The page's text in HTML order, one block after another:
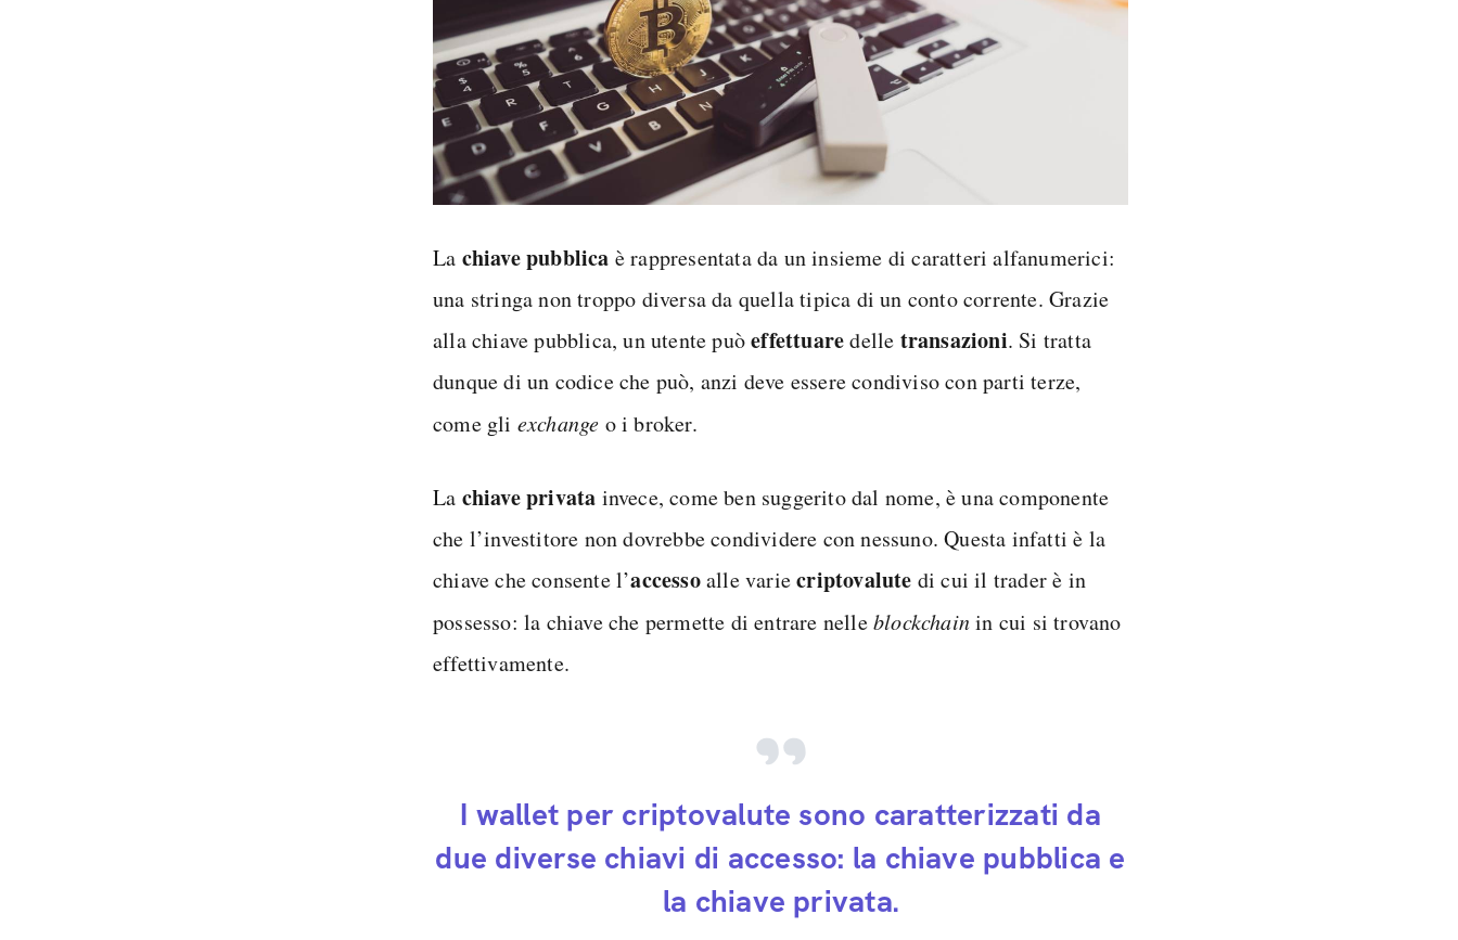
La chiave pubblica è rappresentata da un insieme di caratteri alfanumerici:
una stringa non troppo diversa da quella tipica di un conto corrente. Grazie
alla chiave pubblica, un utente puòeffettuaredelle transazioni. Si tratta
dunque di un codice che può, anzi deve essere condiviso con parti terze,
come gli exchange o i broker.
La chiave privata invece, come ben suggerito dal nome, è una componente
che l’investitore non dovrebbe condividere con nessuno. Questa infatti è la
chiave che consente l’accessoalle variecriptovalute di cui il trader è in
possesso: la chiave che permette di entrare nelleblockchainin cui si trovano
effettivamente.
I wallet per criptovalute sono caratterizzati da
due diverse chiavi di accesso: la chiave pubblica e
la chiave privata.